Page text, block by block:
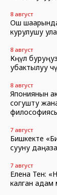
8 август
Ош
курулушу
8 август
Көңүл
убактылуу
8 август
Япониянын
согушту
7 август
Бишкекте
сууну
7 август
Елена Тен:
калган адам